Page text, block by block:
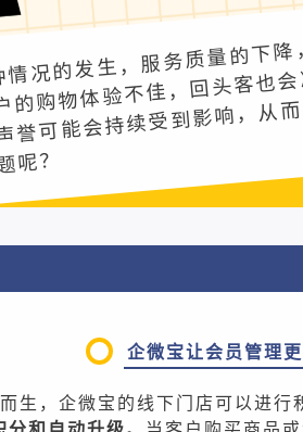
况的发生，服务质量的下
购物体验不佳，回头客也
可能会持续受到影响，从
呢？
企微宝让会员管理
生，企微宝的线下门店可以进行